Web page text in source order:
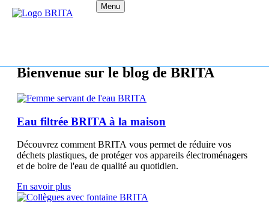
Menu
Bienvenue sur le blog de BRITA
Eau filtrée BRITA à la maison
Découvrez comment BRITA vous permet de réduire vos
déchets plastiques, de protéger vos appareils électroménagers
et de boire de l'eau de qualité au quotidien.
En savoir plus